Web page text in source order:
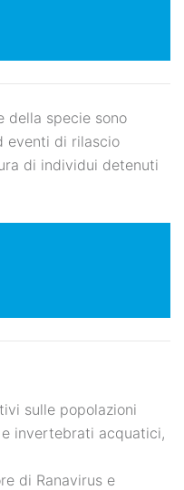
della specie sono
eventi di rilascio
di individui detenuti
sulle popolazioni
invertebrati acquatici,
di Ranavirus e